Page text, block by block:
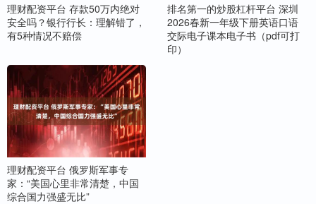
理财配资平台 存款50万内绝对
安全吗？银行行长：理解错了，
有5种情况不赔偿
排名第一的炒股杠杆平台 深圳
2026春新一年级下册英语口语
交际电子课本电子书（pdf可打
印）
理财配资平台 俄罗斯军事专
家：“美国心里非常清楚，中国
综合国力强盛无比”